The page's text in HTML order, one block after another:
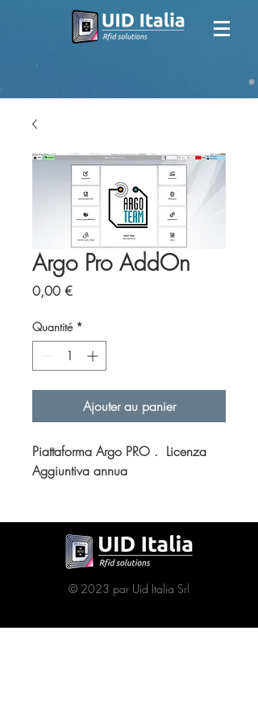
Argo Pro AddOn
0,00 €Prix
Quantité *
Ajouter au panier
Piattaforma Argo PRO . Licenza
Aggiuntiva annua
© 2023 par Uid Italia Srl